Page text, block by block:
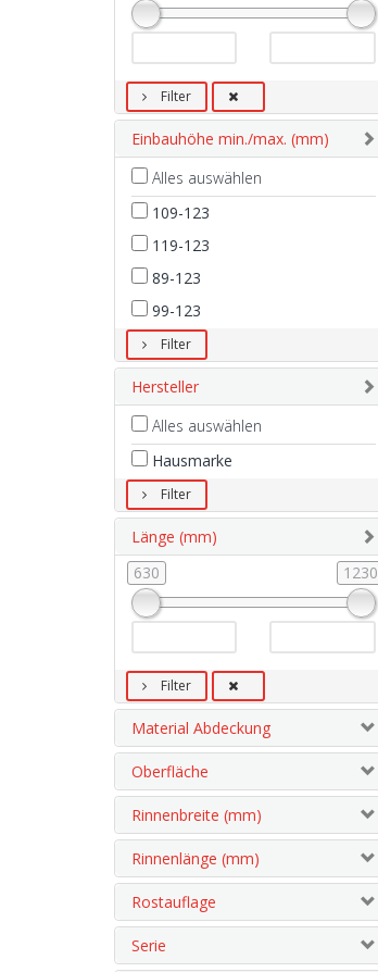
Filter
Einbauhöhe min./max. (mm)
Alles auswählen
109-123
119-123
89-123
99-123
Filter
Hersteller
Alles auswählen
Hausmarke
Filter
Länge (mm)
630
1230
Filter
Material Abdeckung
Oberfläche
Rinnenbreite (mm)
Rinnenlänge (mm)
Rostauflage
Serie